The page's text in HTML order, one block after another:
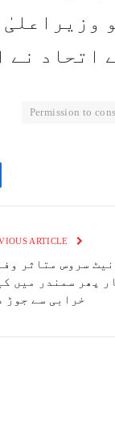
اتحاد نے
Permission to
سروس متاثر
پھر سمندر میں
خرابی سے جوڑ